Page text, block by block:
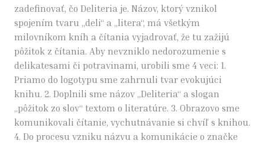
zadefinovať, čo Deliteria je. Názov, ktorý vznikol
spojením tvaru „deli“ a „litera“, má všetkým
milovníkom kníh a čítania vyjadrovať, že tu zažijú
pôžitok z čítania. Aby nevzniklo nedorozumenie s
delikatesami či potravinami, urobili sme 4 veci: 1.
Priamo do logotypu sme zahrnuli tvar evokujúci
knihu. 2. Doplnili sme názov „Deliteria“ a slogan
„pôžitok zo slov“ textom o literatúre. 3. Obrazovo sme
komunikovali čítanie, vychutnávanie si chvíľ s knihou.
4. Do procesu vzniku názvu a komunikácie o značke